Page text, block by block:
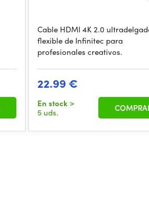
Cable HDMI 4K 2.0
flexible de Infinitec para
profesionales creativos.
22.99 €
En stock >
5 uds.